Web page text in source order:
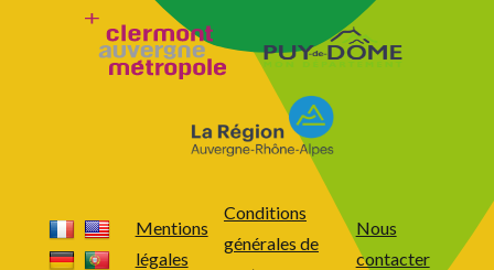
Mentions
légales
Conditions
générales de
Nous
contacter